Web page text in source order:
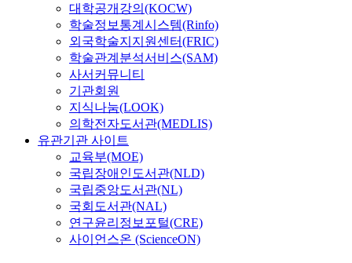
대학공개강의(KOCW)
학술정보통계시스템(Rinfo)
외국학술지지원센터(FRIC)
학술관계분석서비스(SAM)
사서커뮤니티
기관회원
지식나눔(LOOK)
의학전자도서관(MEDLIS)
유관기관 사이트
교육부(MOE)
국립장애인도서관(NLD)
국립중앙도서관(NL)
국회도서관(NAL)
연구윤리정보포털(CRE)
사이언스온 (ScienceON)